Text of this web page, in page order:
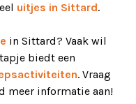
uitjes in Sittard.
in Sittard? Vaak wil
biedt een
. Vraag
meer informatie aan!